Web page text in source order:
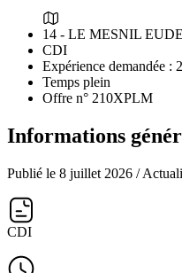
14 - LE MESNIL
CDI
Expérience demandée :
Temps plein
Offre n° 210XPLM
Informations
Publié le 8 juillet 2026 /
CDI